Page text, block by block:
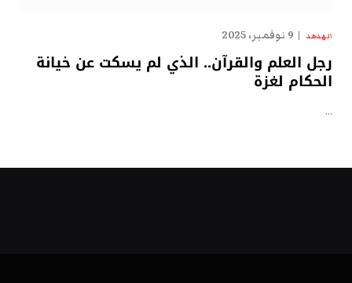
الهدهد 9 نوفمبر، 2025
رجل العلم والقرآن.. الذي لم يسكت عن خيانة
الحكام لغزة
…